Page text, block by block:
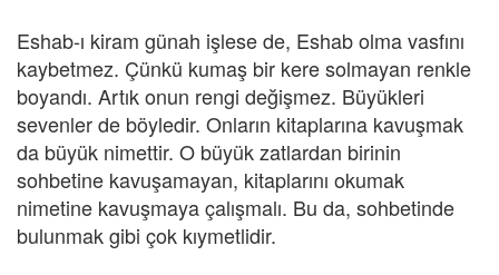
Eshab-ı kiram günah işlese de, Eshab olma vasfını
kaybetmez. Çünkü kumaş bir kere solmayan renkle
boyandı. Artık onun rengi değişmez. Büyükleri
sevenler de böyledir. Onların kitaplarına kavuşmak
da büyük nimettir. O büyük zatlardan birinin
sohbetine kavuşamayan, kitaplarını okumak
nimetine kavuşmaya çalışmalı. Bu da, sohbetinde
bulunmak gibi çok kıymetlidir.